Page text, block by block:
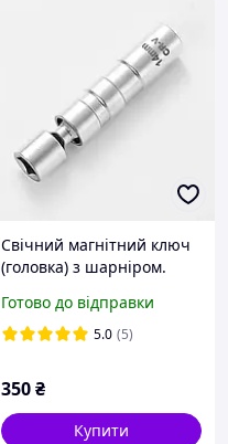
Свічний магнітний ключ
(головка) з шарніром.
Готово до відправки
5.0 (5)
350₴
Купити